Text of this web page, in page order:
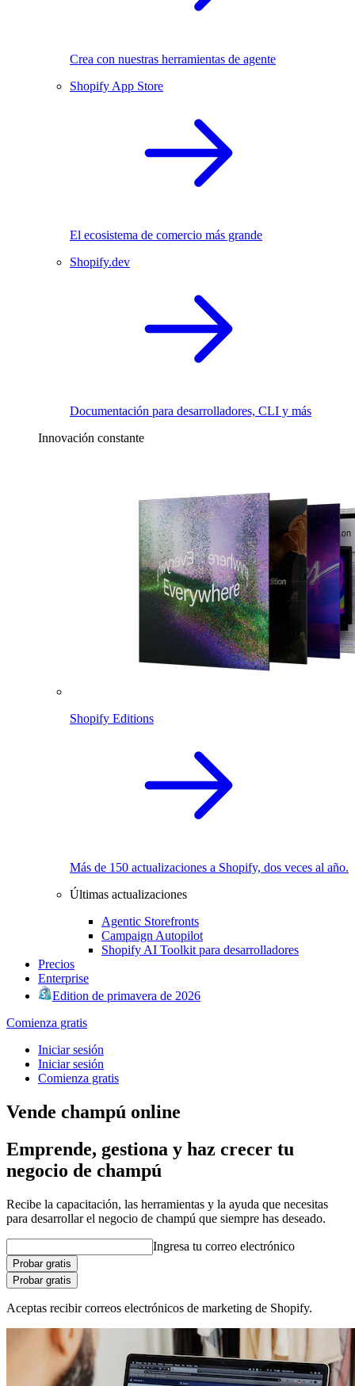
Crea con nuestras herramientas de agente
Shopify App Store
El ecosistema de comercio más grande
Shopify.dev
Documentación para desarrolladores, CLI y más
Innovación constante
Shopify Editions
Más de 150 actualizaciones a Shopify, dos veces al año.
Últimas actualizaciones
Agentic Storefronts
Campaign Autopilot
Shopify AI Toolkit para desarrolladores
Precios
Enterprise
Edition de primavera de 2026
Comienza gratis
Iniciar sesión
Iniciar sesión
Comienza gratis
Vende champú online
Emprende, gestiona y haz crecer tu
negocio de champú
Recibe la capacitación, las herramientas y la ayuda que necesitas
para desarrollar el negocio de champú que siempre has deseado.
Ingresa tu correo electrónico
Probar gratis
Probar gratis
Aceptas recibir correos electrónicos de marketing de Shopify.